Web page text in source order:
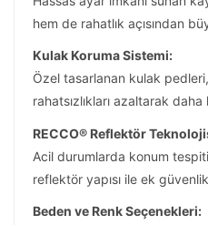
hem de rahatlık açısından
Kulak Koruma Sistemi:
Özel tasarlanan kulak
rahatsızlıkları azaltarak
RECCO® Reflektör
Acil durumlarda konum tespiti
reflektör yapısı ile ek
Beden ve Renk Seçenekleri: